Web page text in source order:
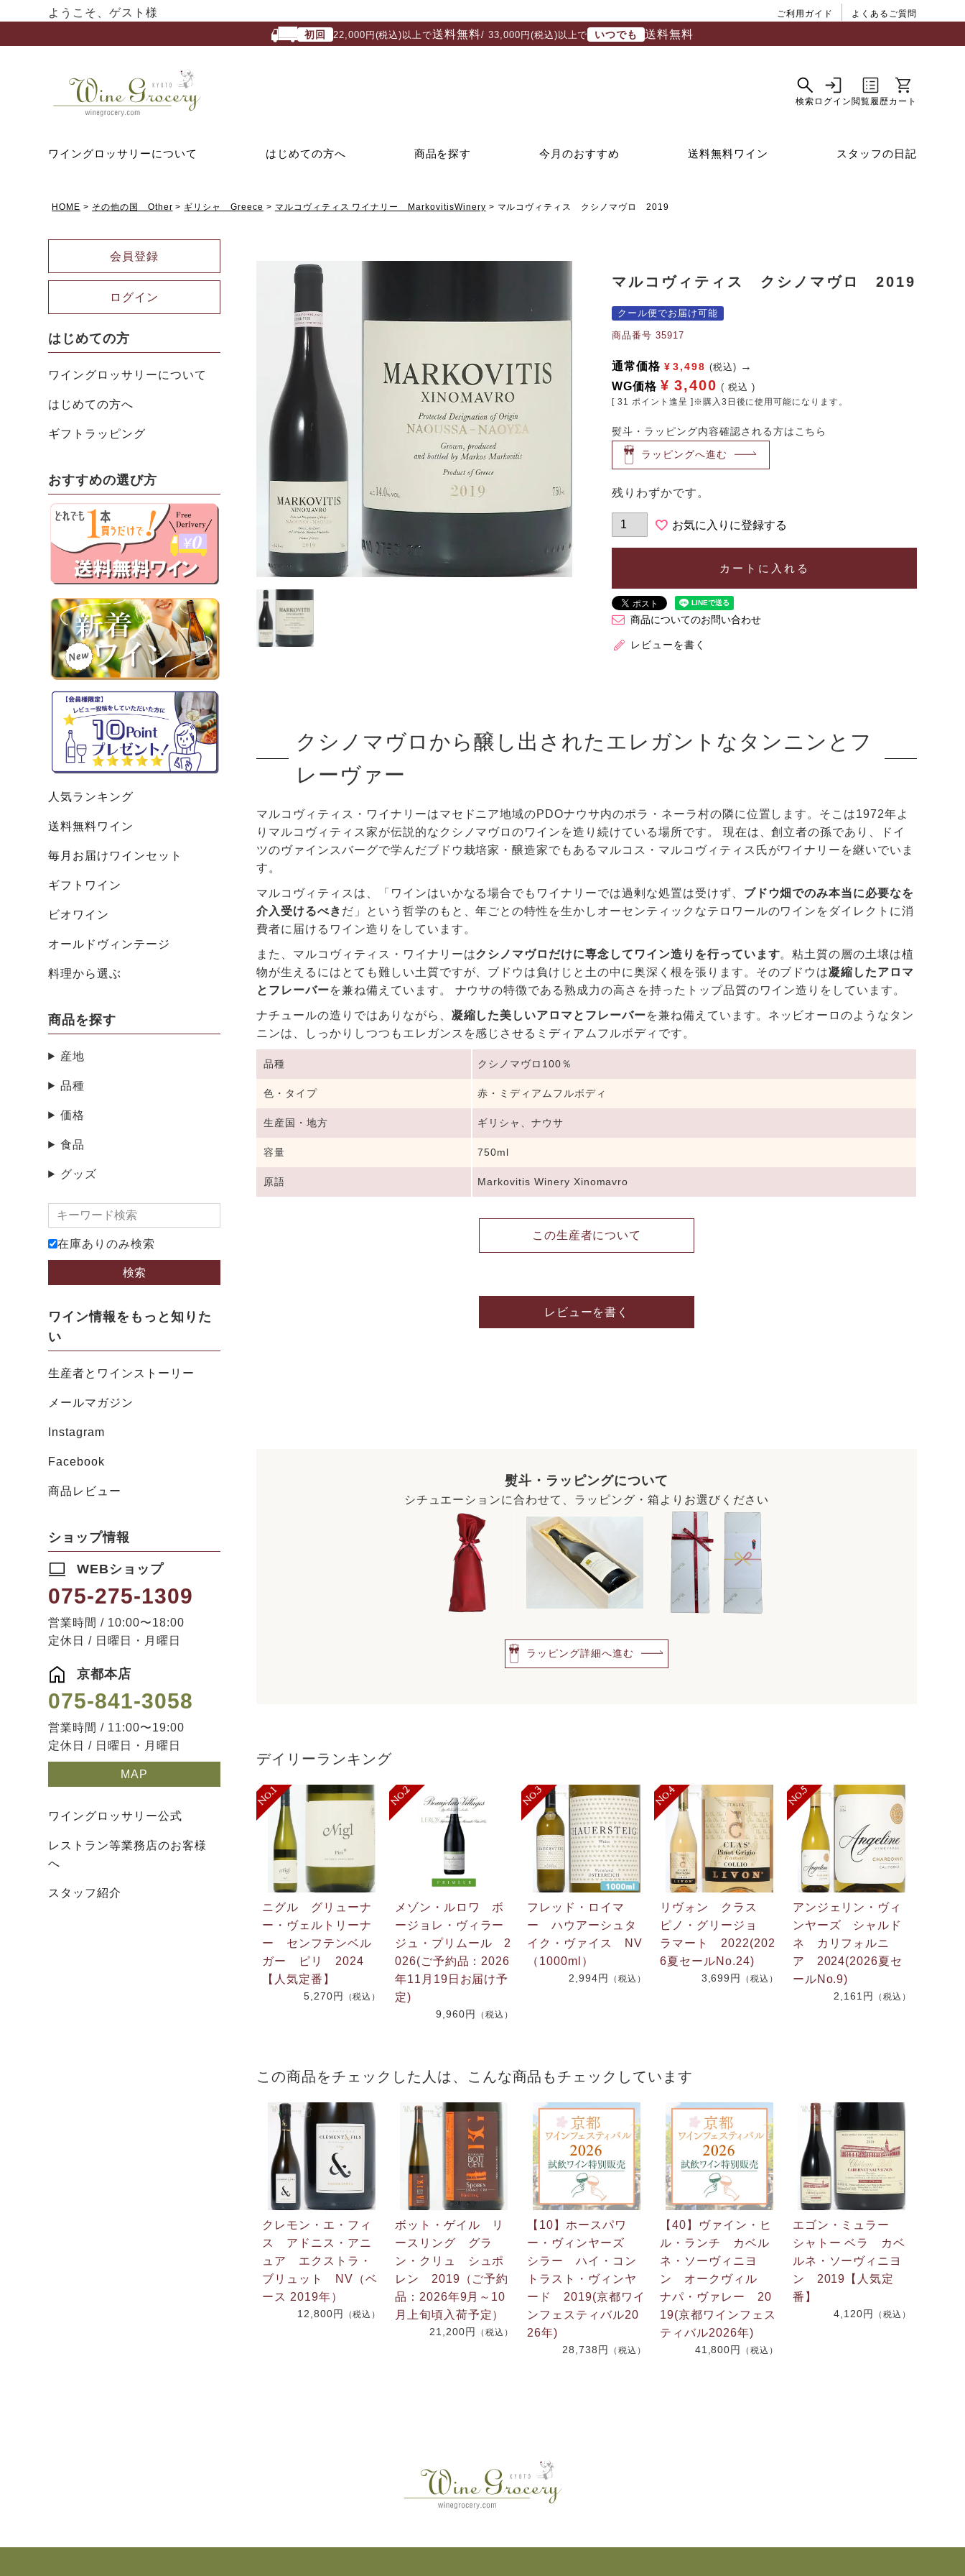
ようこそ、ゲスト様 ご利用ガイド よくあるご質問
初回 22,000円(税込)以上で送料無料/ 33,000円(税込)以上で いつでも 送料無料
ワイングロッサリーについて はじめての方へ 商品を探す 今月のおすすめ 送料無料ワイン スタッフの日記
HOME その他の国 Other ギリシャ Greece マルコヴィティス ワイナリー MarkovitisWinery マルコヴィティス クシノマヴロ 2019
会員登録
ログイン
はじめての方
ワイングロッサリーについて
はじめての方へ
ギフトラッピング
おすすめの選び方
人気ランキング
送料無料ワイン
毎月お届けワインセット
ギフトワイン
ビオワイン
オールドヴィンテージ
料理から選ぶ
商品を探す
産地
品種
価格
食品
グッズ
在庫ありのみ検索
検索
ワイン情報をもっと知りた
い
生産者とワインストーリー
メールマガジン
Instagram
Facebook
商品レビュー
ショップ情報
WEBショップ
075-275-1309
営業時間 / 10:00〜18:00
定休日 / 日曜日・月曜日
京都本店
075-841-3058
営業時間 / 11:00〜19:00
定休日 / 日曜日・月曜日
MAP
ワイングロッサリー公式
レストラン等業務店のお客様
へ
スタッフ紹介
マルコヴィティス クシノマヴロ 2019
クール便でお届け可能
商品番号 35917
通常価格 ¥ 3,498 (税込)
WG価格 ¥ 3,400 税込
[ 31 ポイント進呈 ]※購入3日後に使用可能になります。
熨斗・ラッピング内容確認される方はこちら
ラッピングへ進む
残りわずかです。
お気に入りに登録する
カートに入れる
商品についてのお問い合わせ
レビューを書く
クシノマヴロから醸し出されたエレガントなタンニンとフ
レーヴァー
マルコヴィティス・ワイナリーはマセドニア地域のPDOナウサ内のポラ・ネーラ村の隣に位置します。そこは1972年よ
りマルコヴィティス家が伝説的なクシノマヴロのワインを造り続けている場所です。 現在は、創立者の孫であり、ドイ
ツのヴァインスバーグで学んだブドウ栽培家・醸造家でもあるマルコス・マルコヴィティス氏がワイナリーを継いでいま
す。
マルコヴィティスは、「ワインはいかなる場合でもワイナリーでは過剰な処置は受けず、 ブドウ畑でのみ本当に必要なを
介入受けるべき だ」という哲学のもと、年ごとの特性を生かしオーセンティックなテロワールのワインをダイレクトに消
費者に届けるワイン造りをしています。
また、マルコヴィティス・ワイナリーはクシノマヴロだけに専念してワイン造りを行っています。粘土質の層の土壌は植
物が生えるにはとても難しい土質ですが、ブドウは負けじと土の中に奥深く根を張ります。そのブドウは凝縮したアロマ
とフレーバーを兼ね備えています。 ナウサの特徴である熟成力の高さを持ったトップ品質のワイン造りをしています。
ナチュールの造りではありながら、 凝縮した美しいアロマとフレーバーを兼ね備えています。ネッビオーロのようなタン
ニンは、しっかりしつつもエレガンスを感じさせるミディアムフルボディです。
品種 クシノマヴロ100％
色・タイプ 赤・ミディアムフルボディ
生産国・地方 ギリシャ、ナウサ
容量 750ml
原語 Markovitis Winery Xinomavro
この生産者について
レビューを書く
熨斗・ラッピングについて
シチュエーションに合わせて、ラッピング・箱よりお選びください
ラッピング詳細へ進む
デイリーランキング
ニグル グリューナ
ー・ヴェルトリーナ
ー センフテンベル
ガー ピリ 2024
【人気定番】
5,270円 （税込）
メゾン・ルロワ ボ
ージョレ・ヴィラー
ジュ・プリムール 2
026(ご予約品：2026
年11月19日お届け予
定)
9,960円 （税込）
フレッド・ロイマ
ー ハウアーシュタ
イク・ヴァイス NV
（1000ml）
2,994円 （税込）
リヴォン クラス
ピノ・グリージョ
ラマート 2022(202
6夏セールNo.24)
3,699円 （税込）
アンジェリン・ヴィ
ンヤーズ シャルド
ネ カリフォルニ
ア 2024(2026夏セ
ールNo.9)
2,161円 （税込）
この商品をチェックした人は、こんな商品もチェックしています
クレモン・エ・フィ
ス アドニス・アニ
ュア エクストラ・
ブリュット NV（ベ
ース 2019年）
12,800円 （税込）
ボット・ゲイル リ
ースリング グラ
ン・クリュ シュポ
レン 2019（ご予約
品：2026年9月～10
月上旬頃入荷予定）
21,200円 （税込）
【10】ホースパワ
ー・ヴィンヤーズ
シラー ハイ・コン
トラスト・ヴィンヤ
ード 2019(京都ワイ
ンフェスティバル20
26年)
28,738円 （税込）
【40】ヴァイン・ヒ
ル・ランチ カベル
ネ・ソーヴィニヨ
ン オークヴィル
ナパ・ヴァレー 20
19(京都ワインフェス
ティバル2026年)
41,800円 （税込）
エゴン・ミュラー
シャトー ベラ カベ
ルネ・ソーヴィニヨ
ン 2019【人気定
番】
4,120円 （税込）